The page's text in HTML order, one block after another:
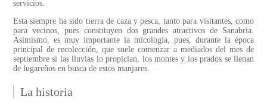
servicios.
Esta siempre ha sido tierra de caza y pesca, tanto para visitantes, como
para vecinos, pues constituyen dos grandes atractivos de Sanabria.
Asimismo, es muy importante la micología, pues, durante la época
principal de recolección, que suele comenzar a mediados del mes de
septiembre si las lluvias lo propician, los montes y los prados se llenan
de lugareños en busca de estos manjares.
La historia